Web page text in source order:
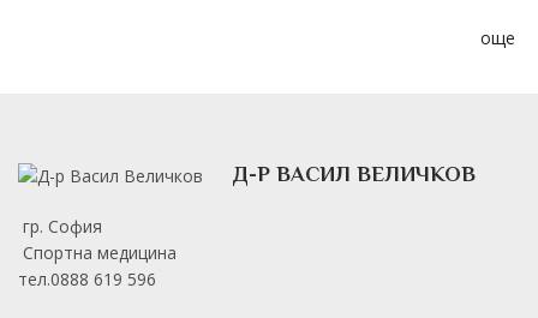
още
Д-Р ВАСИЛ ВЕЛИЧКОВ
гр. София
Спортна медицина
тел.0888 619 596